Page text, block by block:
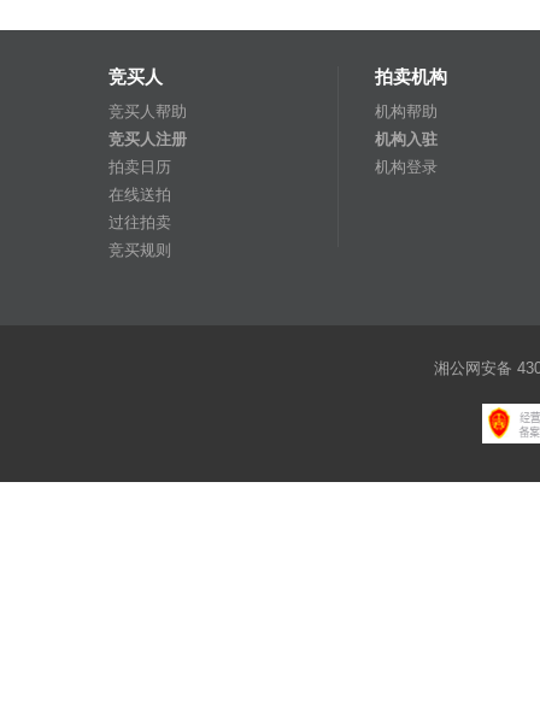
竞买人
竞买人帮助
竞买人注册
拍卖日历
在线送拍
过往拍卖
竞买规则
拍卖机构
机构帮助
机构入驻
机构登录
湘公网安备